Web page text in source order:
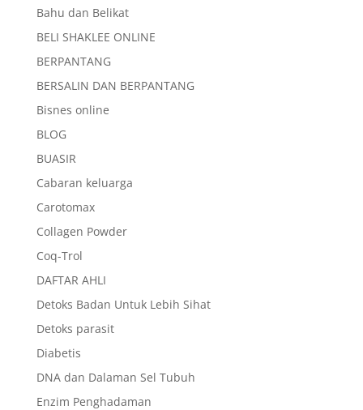
Bahu dan Belikat
BELI SHAKLEE ONLINE
BERPANTANG
BERSALIN DAN BERPANTANG
Bisnes online
BLOG
BUASIR
Cabaran keluarga
Carotomax
Collagen Powder
Coq-Trol
DAFTAR AHLI
Detoks Badan Untuk Lebih Sihat
Detoks parasit
Diabetis
DNA dan Dalaman Sel Tubuh
Enzim Penghadaman